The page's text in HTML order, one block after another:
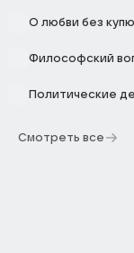
О любви без
Философский
Политические
Смотреть все